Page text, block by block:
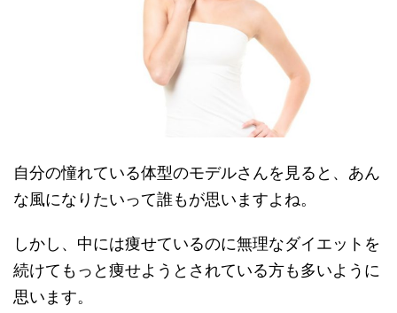
自分の憧れている体型のモデルさんを見ると、あん
な風になりたいって誰もが思いますよね。
しかし、中には痩せているのに無理なダイエットを
続けてもっと痩せようとされている方も多いように
思います。